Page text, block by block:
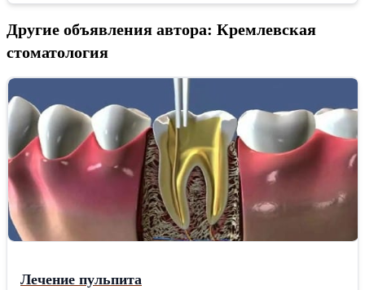
Другие объявления автора: Кремлевская
стоматология
Лечение пульпита